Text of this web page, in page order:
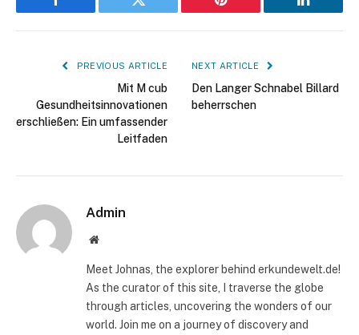
Facebook Twitter Pinterest LinkedIn
PREVIOUS ARTICLE
Mit M cub
Gesundheitsinnovationen
erschließen: Ein umfassender
Leitfaden
NEXT ARTICLE
Den Langer Schnabel Billard
beherrschen
Admin
Website
Meet Johnas, the explorer behind erkundewelt.de!
As the curator of this site, I traverse the globe
through articles, uncovering the wonders of our
world. Join me on a journey of discovery and